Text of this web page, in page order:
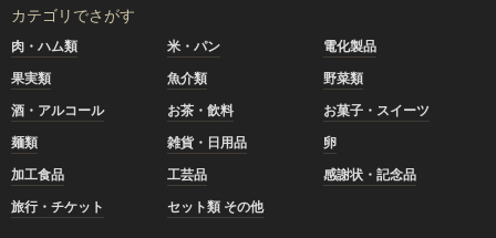
カテゴリでさがす
肉・ハム類 米・パン
電化製品
果実類
魚介類
野菜類
酒・アルコール
お茶・飲料
お菓子・スイーツ
麺類
雑貨・日用品
卵
加工食品
工芸品
感謝状・記念品
旅行・チケット
セット類 その他